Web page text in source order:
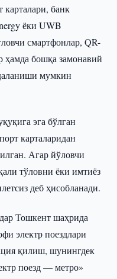
карталари, банк
ёки UWB
смартфонлар, QR-
ҳамда бошқа замонавий
мумкин
эга бўлган
карталаридан
Агар йўловчи
тўловни ёки имтиёз
деб ҳисобланади.
Тошкент шаҳрида
электр поездлари
қилиш, шунингдек
поезд — метро»